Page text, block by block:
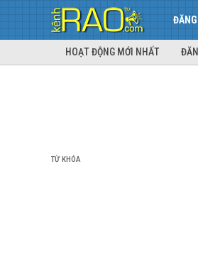
HOẠT ĐỘNG MỚI NHẤT
TỪ KHÓA